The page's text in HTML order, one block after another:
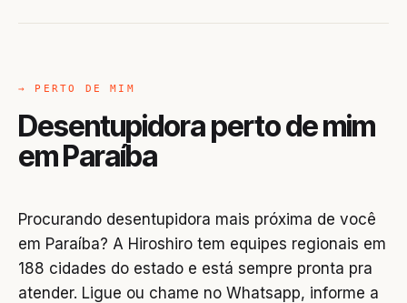
→ PERTO DE MIM
Desentupidora perto de mim
em Paraíba
Procurando desentupidora mais próxima de você
em Paraíba? A Hiroshiro tem equipes regionais em
188 cidades do estado e está sempre pronta pra
atender. Ligue ou chame no Whatsapp, informe a